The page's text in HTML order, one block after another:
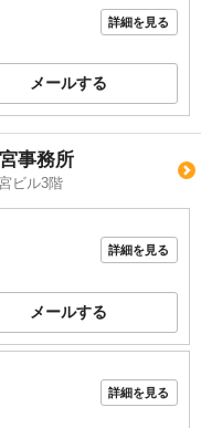
詳細を見る
メールする
事務所
ビル3階
詳細を見る
メールする
詳細を見る